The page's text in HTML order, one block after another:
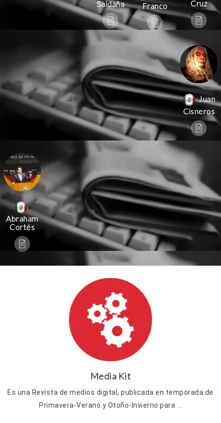
Saldaña
Franco
Cruz
Juan
Cisneros
Abraham
Cortés
Media Kit
Es una Revista de medios digital, publicada en temporada de
Primavera-Verano y Otoño-Invierno para ...